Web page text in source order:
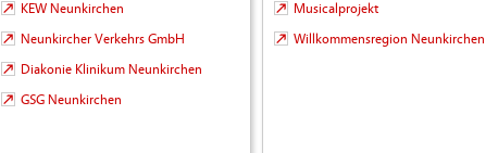
KEW Neunkirchen
Neunkircher Verkehrs GmbH
Diakonie Klinikum Neunkirchen
GSG Neunkirchen
Musicalprojekt
Willkommensregion Neunkirchen